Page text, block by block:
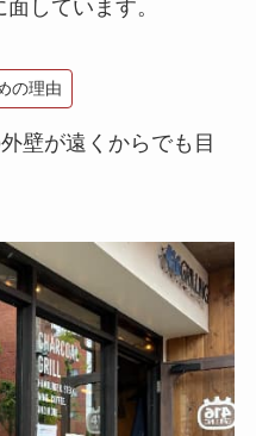
しています。
の理由
壁が遠くからでも目